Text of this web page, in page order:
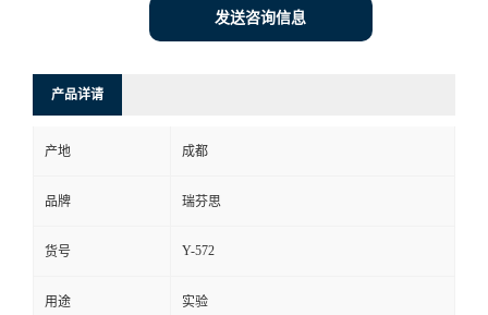
式
发送咨询信息
产品详请
产地 成都
品牌 瑞芬思
货号 Y-572
用途 实验